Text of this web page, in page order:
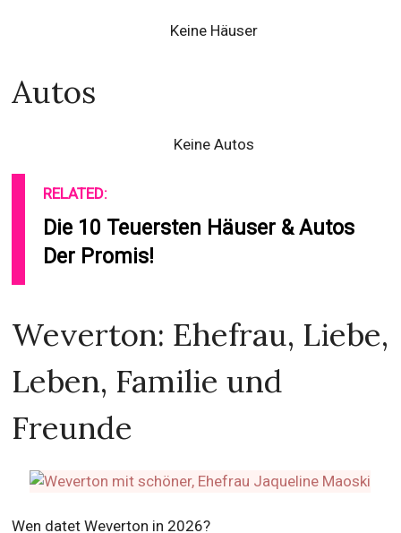
Keine Häuser
Autos
Keine Autos
RELATED:
Die 10 Teuersten Häuser & Autos
Der Promis!
Weverton: Ehefrau, Liebe,
Leben, Familie und
Freunde
Wen datet Weverton in 2026?